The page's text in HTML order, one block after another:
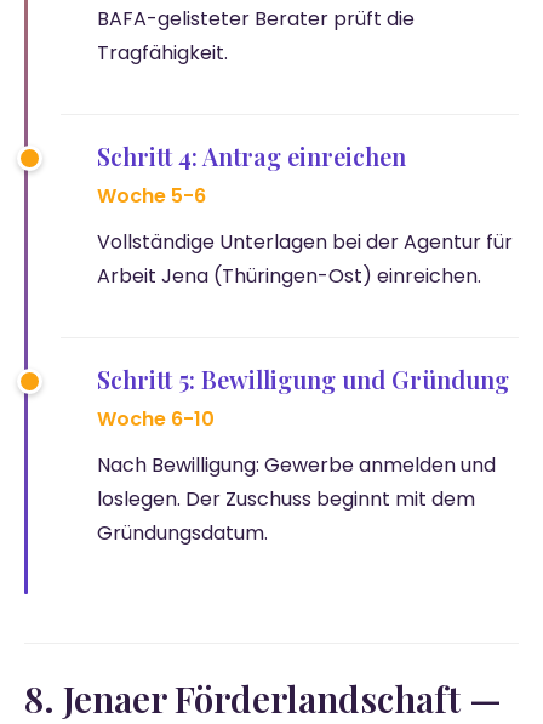
BAFA-gelisteter Berater prüft die
Tragfähigkeit.
Schritt 4: Antrag einreichen
Woche 5-6
Vollständige Unterlagen bei der Agentur für
Arbeit Jena (Thüringen-Ost) einreichen.
Schritt 5: Bewilligung und Gründung
Woche 6-10
Nach Bewilligung: Gewerbe anmelden und
loslegen. Der Zuschuss beginnt mit dem
Gründungsdatum.
8. Jenaer Förderlandschaft —